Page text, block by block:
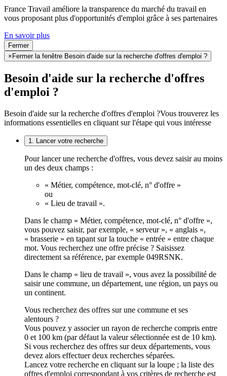
France Travail améliore la transparence du marché du travail en
vous proposant plus d'opportunités d'emploi grâce à ses partenaires
En savoir plus
Fermer
× Fermer la fenêtre Besoin d'aide sur la recherche d'offres d'emploi ?
Besoin d'aide sur la recherche d'offres
d'emploi ?
Besoin d'aide sur la recherche d'offres d'emploi ?Vous trouverez les
informations essentielles en cliquant sur l'étape qui vous intéresse
1. Lancer votre recherche
Pour lancer une recherche d'offres, vous devez saisir au moins
un des deux champs :
« Métier, compétence, mot-clé, n° d'offre »
ou
« Lieu de travail ».
Dans le champ « Métier, compétence, mot-clé, n° d'offre »,
vous pouvez saisir, par exemple, « serveur », « anglais »,
« brasserie » en tapant sur la touche « entrée » entre chaque
mot. Vous recherchez une offre précise ? Saisissez
directement sa référence, par exemple 049RSNK.
Dans le champ « lieu de travail », vous avez la possibilité de
saisir une commune, un département, une région, un pays ou
un continent.
Vous recherchez des offres sur une commune et ses
alentours ?
Vous pouvez y associer un rayon de recherche compris entre
0 et 100 km (par défaut la valeur sélectionnée est de 10 km).
Si vous recherchez des offres sur deux départements, vous
devez alors effectuer deux recherches séparées.
Lancez votre recherche en cliquant sur la loupe ; la liste des
offres d'emploi correspondant à vos critères de recherche est